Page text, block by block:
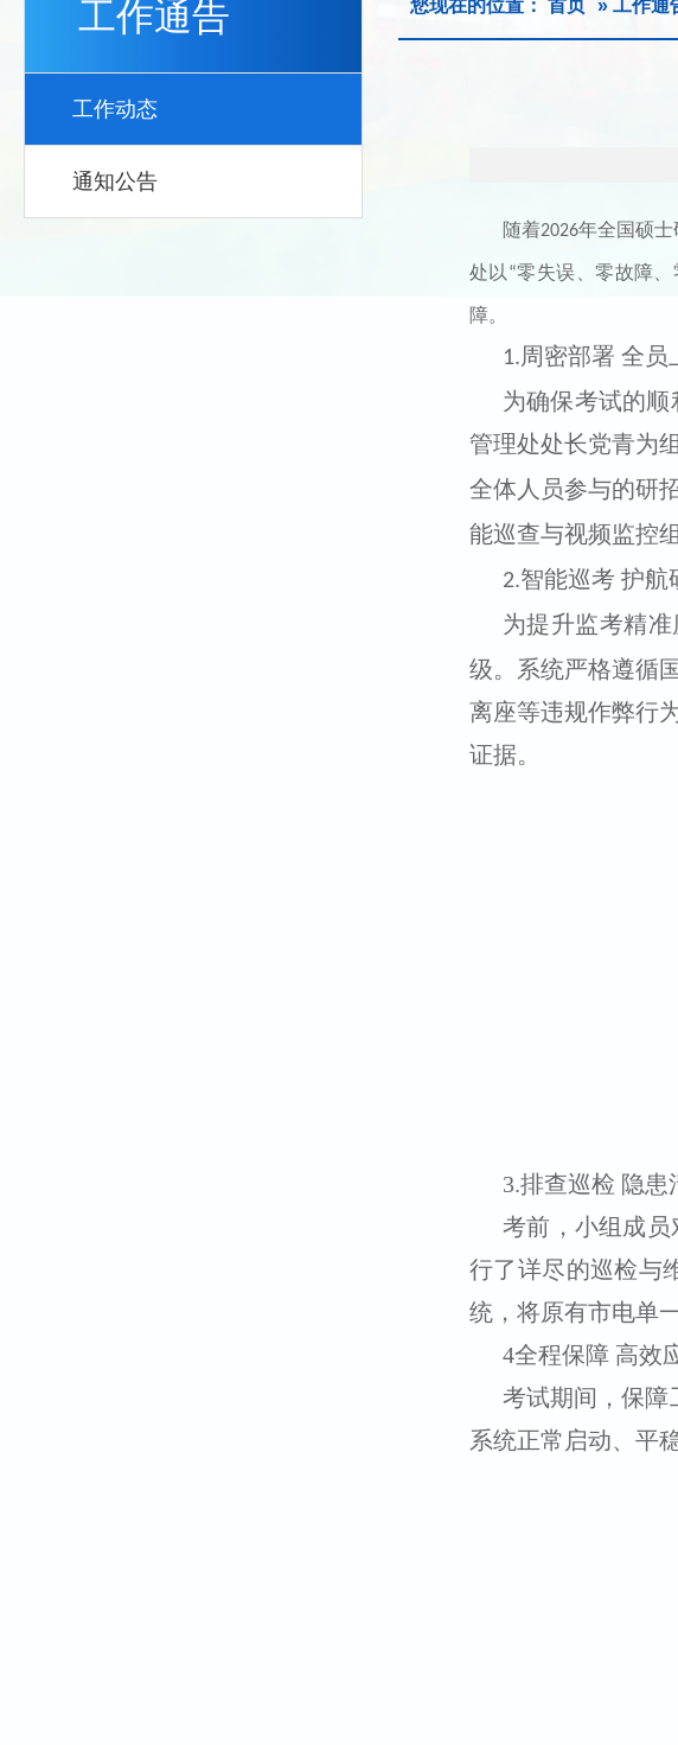
工作通告
工作动态
通知公告
您现在的位置： 首页 » 工作通
随着2026年全国硕士
处以 “零失误、零故障、
障。
1.周密部署 全员
为确保考试的
管理处处长党青为
全体人员参与的研
能巡查与视频监控
2.智能巡考 护航
为提升监考精
级。系统严格遵循
离座等违规作弊行
证据。
3.排查巡检 隐患
考前，小组成
行了详尽的巡检与
统，将原有市电单
4全程保障 高效
考试期间，保障
系统正常启动、平